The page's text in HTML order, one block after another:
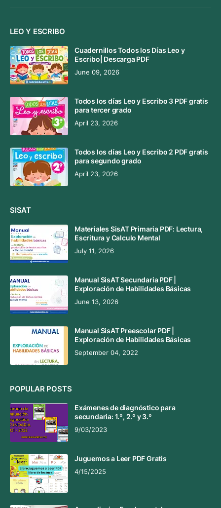
LEO Y ESCRIBO
Cuadernillos Todos los Días Leo y
Escribo| Descarga PDF
June 09, 2026
Todos los días Leo y Escribo 3 PDF gratis
para tercer grado
April 23, 2026
Todos los días Leo y Escribo 2 PDF gratis
para segundo grado
April 23, 2026
SISAT
Materiales SisAT Primaria PDF: Lectura,
Escritura y Calculo Mental
July 11, 2026
Manual SisAT Secundaria PDF |
Exploración de Habilidades Básicas
June 13, 2026
Manual SisAT Preescolar PDF |
Exploración de Habilidades Básicas
September 04, 2022
POPULAR POSTS
Exámenes de diagnóstico para
secundaria: 1.º, 2.º y 3.º
9/03/2023
Juguemos a Leer PDF Gratis
4/15/2025